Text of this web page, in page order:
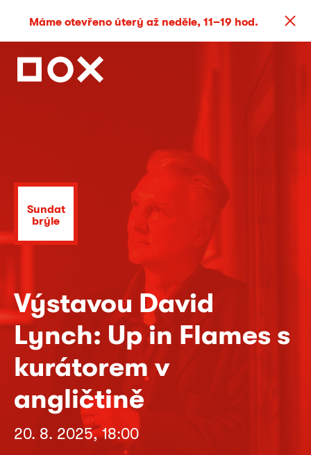
Máme otevřeno úterý až neděle, 11–19 hod.
Sundat
brýle
Výstavou David
Lynch: Up in Flames s
kurátorem v
angličtině
20. 8. 2025, 18:00